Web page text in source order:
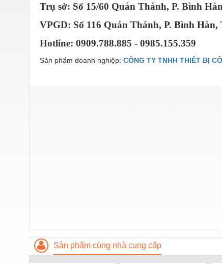
Trụ sở: Số 15/60 Quán Thánh, P. Bình
VPGD: Số 116 Quán Thánh, P. Bình Hàn,
Hotline: 0909.788.885 - 0985.155.359
Sản phẩm doanh nghiệp: CÔNG TY TNHH THIẾT BỊ
Sản phẩm cùng nhà cung cấp